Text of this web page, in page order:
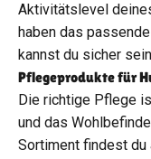
Aktivitätslevel
haben das
kannst du sicher
Pflegeprodukte für
Die richtige Pflege
und das
Sortiment findest du